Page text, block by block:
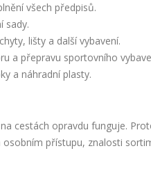
všech předpisů.
sady.
lišty a další vybavení.
a přepravu sportovního
a náhradní plasty.
cestách opravdu funguje.
přístupu, znalosti